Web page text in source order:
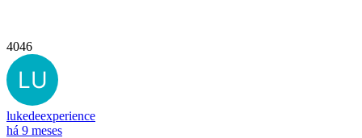
4046
lukedeexperience
há 9 meses